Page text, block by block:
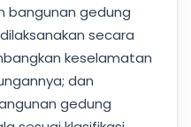
bangunan gedung
secara
keselamatan
dan
gedung